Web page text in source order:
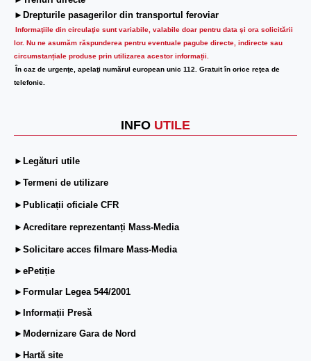
►Drepturile pasagerilor din transportul feroviar
Informaţiile din circulaţie sunt variabile, valabile doar pentru data şi ora solicitării
lor. Nu ne asumăm răspunderea pentru eventuale pagube directe, indirecte sau
circumstanțiale produse prin utilizarea acestor informații.
În caz de urgenţe, apelaţi numărul european unic 112. Gratuit în orice reţea de
telefonie.
INFO UTILE
►Legături utile
►Termeni de utilizare
►Publicații oficiale CFR
►Acreditare reprezentanți Mass-Media
►Solicitare acces filmare Mass-Media
►ePetiție
►Formular Legea 544/2001
►Informații Presă
►Modernizare Gara de Nord
►Hartă site